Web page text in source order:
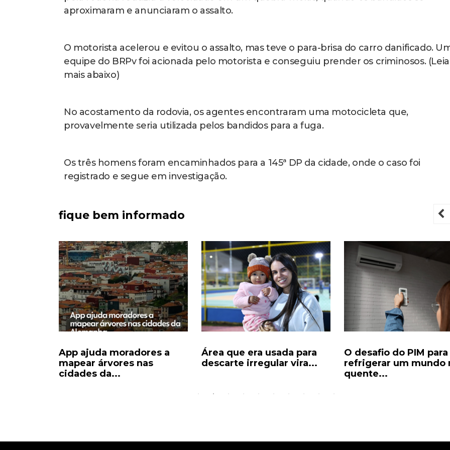
aproximaram e anunciaram o assalto.
O motorista acelerou e evitou o assalto, mas teve o para-brisa do carro danificado.
equipe do BRPv foi acionada pelo motorista e conseguiu prender os criminosos. (Leia
mais abaixo)
No acostamento da rodovia, os agentes encontraram uma motocicleta que,
provavelmente seria utilizada pelos bandidos para a fuga.
Os três homens foram encaminhados para a 145ª DP da cidade, onde o caso foi
registrado e segue em investigação.
fique bem informado
App ajuda moradores a
mapear árvores nas
cidades da...
Área que era usada para
descarte irregular vira...
O desafio do PIM para
refrigerar um mundo
quente...